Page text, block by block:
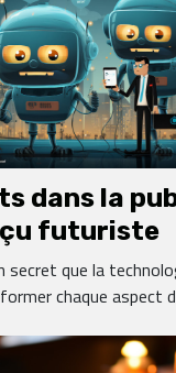
dans la
futuriste
secret que la
chaque aspect